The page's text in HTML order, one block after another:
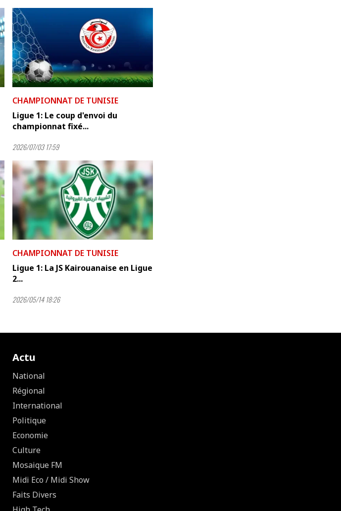
CHAMPIONNAT DE TUNISIE
Ligue 1: Le coup d'envoi du
championnat fixé...
2026/07/03 17:59
CHAMPIONNAT DE TUNISIE
Ligue 1: La JS Kairouanaise en Ligue
2...
2026/05/14 18:26
Actu
National
Régional
International
Politique
Economie
Culture
Mosaique FM
Midi Eco / Midi Show
Faits Divers